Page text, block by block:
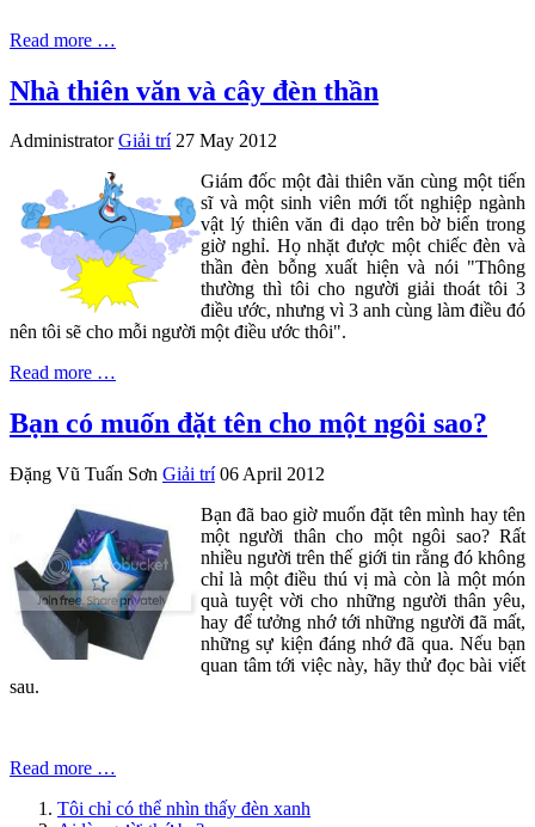
Read more …
Nhà thiên văn và cây đèn thần
Administrator Giải trí 27 May 2012
Giám đốc một đài thiên văn cùng một tiến
sĩ và một sinh viên mới tốt nghiệp ngành
vật lý thiên văn đi dạo trên bờ biển trong
giờ nghỉ. Họ nhặt được một chiếc đèn và
thần đèn bỗng xuất hiện và nói "Thông
thường thì tôi cho người giải thoát tôi 3
điều ước, nhưng vì 3 anh cùng làm điều đó
nên tôi sẽ cho mỗi người một điều ước thôi".
Read more …
Bạn có muốn đặt tên cho một ngôi sao?
Đặng Vũ Tuấn Sơn Giải trí 06 April 2012
Bạn đã bao giờ muốn đặt tên mình hay tên
một người thân cho một ngôi sao? Rất
nhiều người trên thế giới tin rằng đó không
chỉ là một điều thú vị mà còn là một món
quà tuyệt vời cho những người thân yêu,
hay để tưởng nhớ tới những người đã mất,
những sự kiện đáng nhớ đã qua. Nếu bạn
quan tâm tới việc này, hãy thử đọc bài viết
sau.
Read more …
Tôi chỉ có thể nhìn thấy đèn xanh